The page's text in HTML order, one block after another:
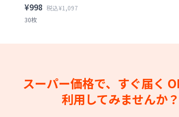
¥998 税込¥1,097
30枚
スーパー価格で、すぐ届く
利用してみませんか？